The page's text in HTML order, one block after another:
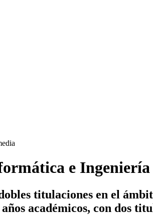
e
titulaciones en el
académicos, con dos